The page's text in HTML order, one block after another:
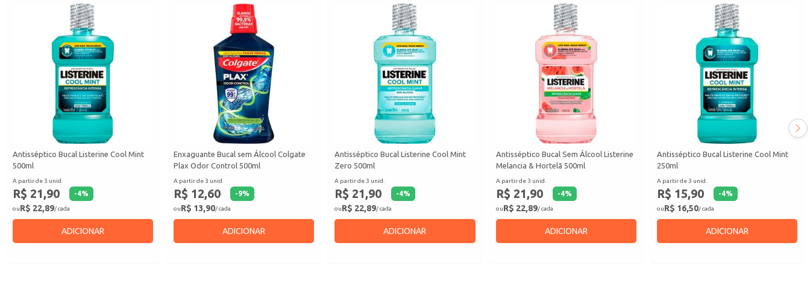
Antisséptico Bucal Listerine Cool Mint
500ml
A partir de 3 unid.
R$ 21,90 -4%
ouR$ 22,89/ cada
ADICIONAR
Enxaguante Bucal sem Álcool Colgate
Plax Odor Control 500ml
A partir de 3 unid.
R$ 12,60 -9%
ouR$ 13,90/ cada
ADICIONAR
Antisséptico Bucal Listerine Cool Mint
Zero 500ml
A partir de 3 unid.
R$ 21,90 -4%
ouR$ 22,89/ cada
ADICIONAR
Antisséptico Bucal Sem Álcool Listerine
Melancia & Hortelã 500ml
A partir de 3 unid.
R$ 21,90 -4%
ouR$ 22,89/ cada
ADICIONAR
Antisséptico Bucal Listerine Cool Mint
250ml
A partir de 3 unid.
R$ 15,90 -4%
ouR$ 16,50/ cada
ADICIONAR